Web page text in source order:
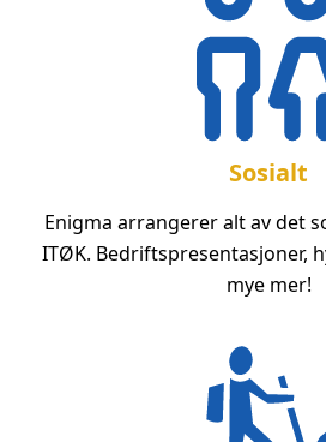
Sosialt
Enigma arrangerer alt av det
ITØK. Bedriftspresentasjoner,
mye mer!